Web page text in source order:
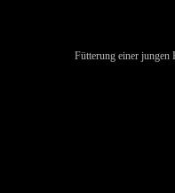
Fütterung einer jungen